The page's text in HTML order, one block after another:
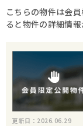
こちらの物件は会
ると物件の詳細情報
更新日：2026.06.29